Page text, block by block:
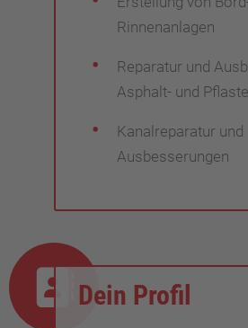
Rinnenanlagen
Reparatur und
Asphalt- und
Kanalreparatur und
Ausbesserungen
Dein Profil